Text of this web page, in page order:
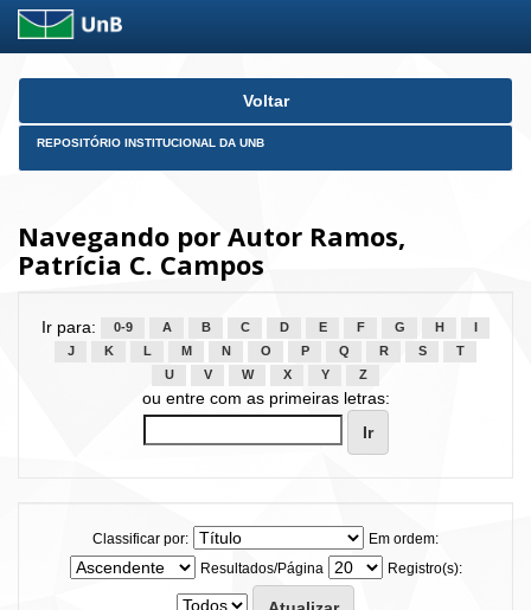
Skip
Voltar
REPOSITÓRIO INSTITUCIONAL DA UNB
Navegando por Autor Ramos,
Patrícia C. Campos
Ir para: 0-9 A B C D E F G H
J
K L M N O P Q R S
T
U
V W X Y Z
ou entre com as primeiras letras:
Classificar por:
Em ordem:
Resultados/Página
Registro(s):